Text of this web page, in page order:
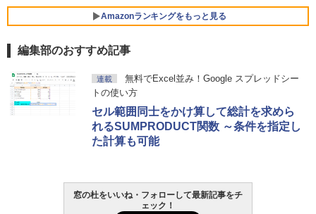
Amazonランキングをもっと見る
編集部のおすすめ記事
連載
無料でExcel並み！Google スプレッドシー
トの使い方
セル範囲同士をかけ算して総計を求めら
れるSUMPRODUCT関数 ～条件を指定し
た計算も可能
窓の杜をいいね・フォローして最新記事をチ
ェック！